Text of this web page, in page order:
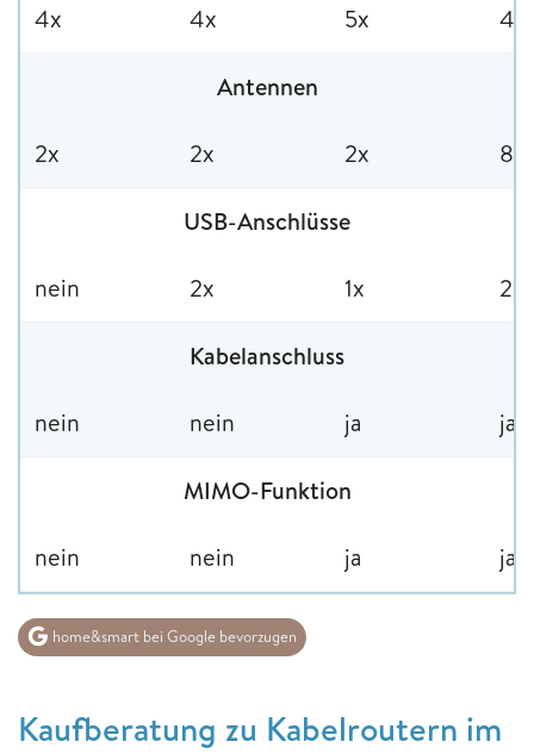
4x 4x 5x 4x
Antennen
2x 2x 2x 8x
USB-Anschlüsse
nein 2x 1x 2x
Kabelanschluss
nein nein ja ja
MIMO-Funktion
nein nein ja ja
home&smart bei Google bevorzugen
Kaufberatung zu Kabelroutern im